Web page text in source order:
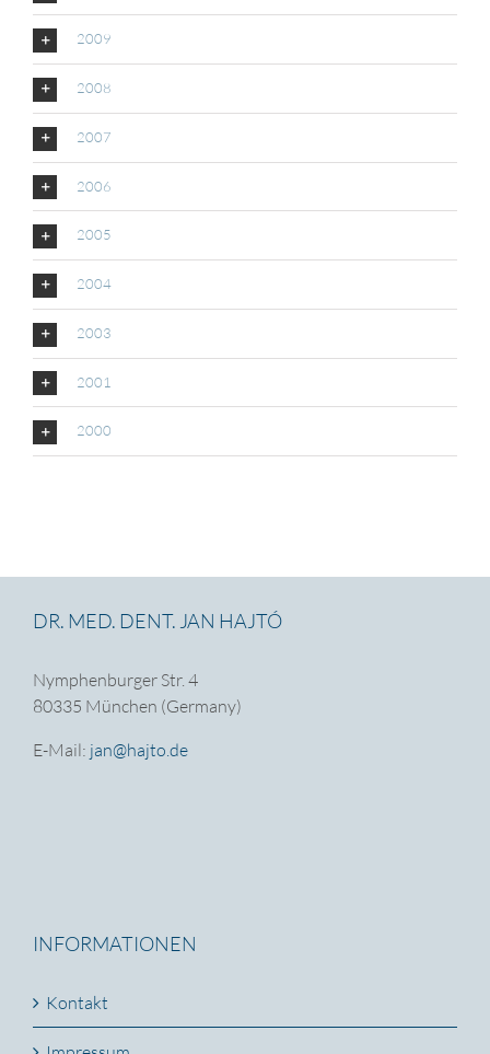
2009
2008
2007
2006
2005
2004
2003
2001
2000
DR. MED. DENT. JAN HAJTÓ
Nymphenburger Str. 4
80335 München (Germany)
E-Mail: jan@hajto.de
INFORMATIONEN
Kontakt